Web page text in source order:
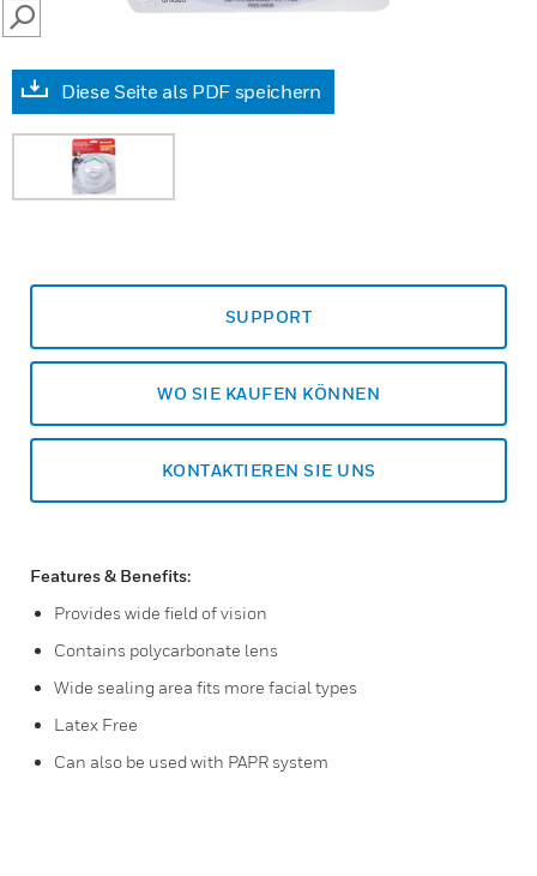
SEARCH
Diese Seite als PDF speichern
SUPPORT
WO SIE KAUFEN KÖNNEN
KONTAKTIEREN SIE UNS
Features & Benefits:
Provides wide field of vision
Contains polycarbonate lens
Wide sealing area fits more facial types
Latex Free
Can also be used with PAPR system